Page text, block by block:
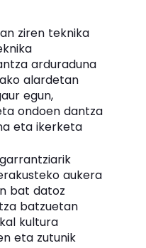
ziren teknika
arduraduna
alardetan
egun,
ondoen dantza
eta ikerketa
aukera
bat datoz
batzuetan
kultura
eta zutunik